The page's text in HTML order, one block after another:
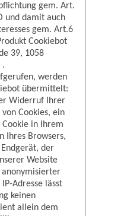
gem. Art.
und damit auch
gem. Art.6
Cookiebot
39, 1058
.
werden
übermittelt:
Widerruf Ihrer
Cookies, ein
Cookie in Ihrem
Ihres Browsers,
der
Website
anonymisierter
Adresse lässt
keinen
allein dem